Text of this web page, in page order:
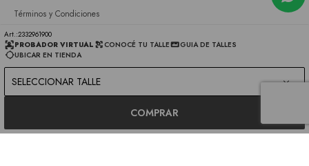
2332961900
PROBADOR VIRTUAL
CONOCÉ TU TALLE
GUIA DE TALLES
UBICAR EN TIENDA
SELECCIONAR TALLE
COMPRAR
Términos y Condiciones
GIFT CARD
Empresa
Sobre nosotros
Únete a nuestro equipo